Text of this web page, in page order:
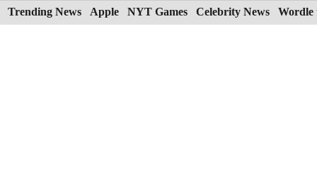
Skip
to
Trending News Apple NYT Games Celebrity News Wordle